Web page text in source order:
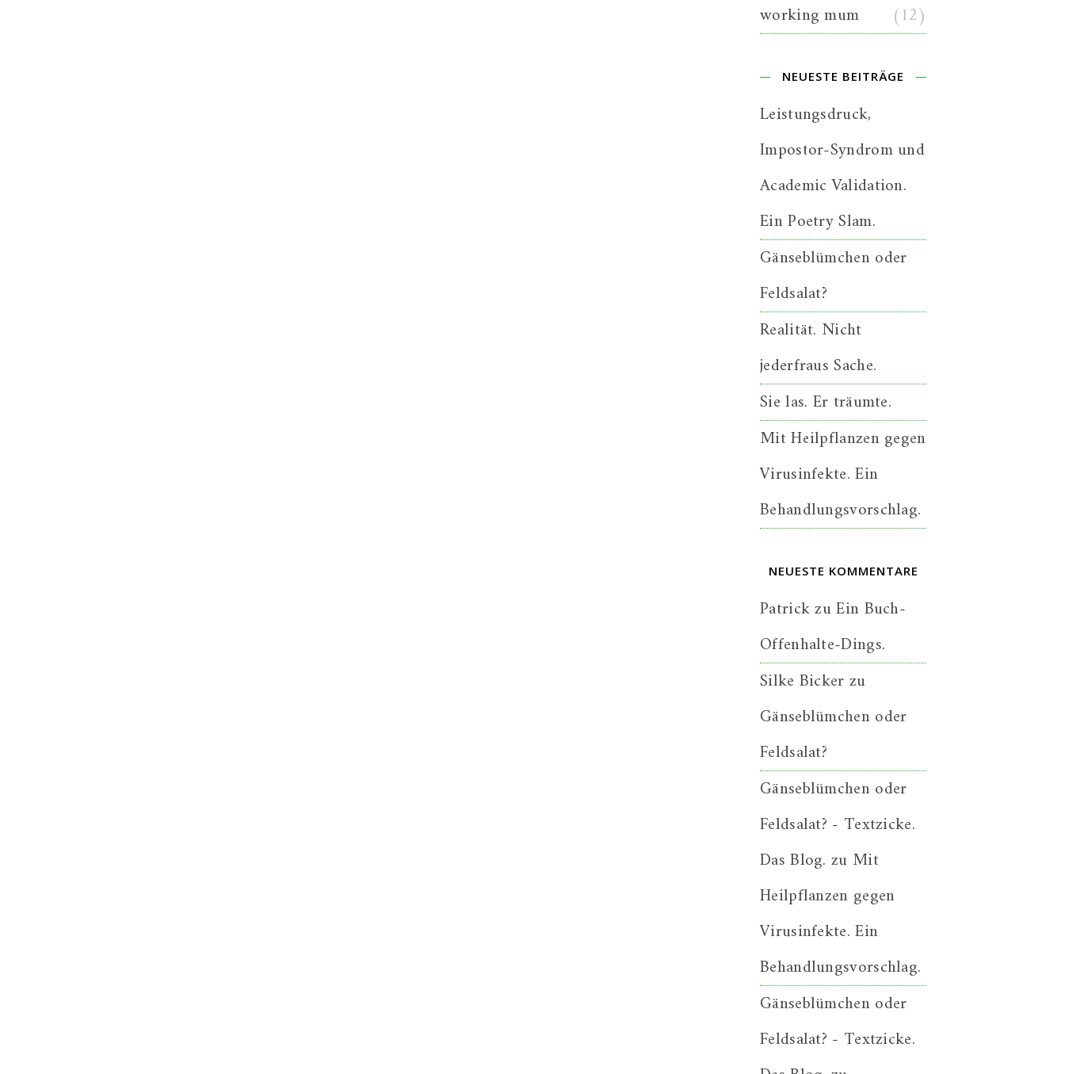
working mum
(12)
NEUESTE BEITRÄGE
Leistungsdruck,
Impostor-Syndrom und
Academic Validation.
Ein Poetry Slam.
Gänseblümchen oder
Feldsalat?
Realität. Nicht
jederfraus Sache.
Sie las. Er träumte.
Mit Heilpflanzen gegen
Virusinfekte. Ein
Behandlungsvorschlag.
NEUESTE KOMMENTARE
PatrickzuEin Buch-
Offenhalte-Dings.
Silke Bickerzu
Gänseblümchen oder
Feldsalat?
Gänseblümchen oder
Feldsalat? - Textzicke.
Das Blog. zu Mit
Heilpflanzen gegen
Virusinfekte. Ein
Behandlungsvorschlag.
Gänseblümchen oder
Feldsalat? - Textzicke.